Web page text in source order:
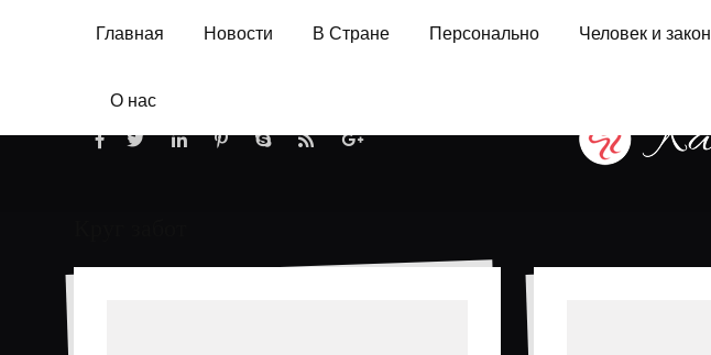
Главная Новости В Стране Персонально Человек и закон
О нас